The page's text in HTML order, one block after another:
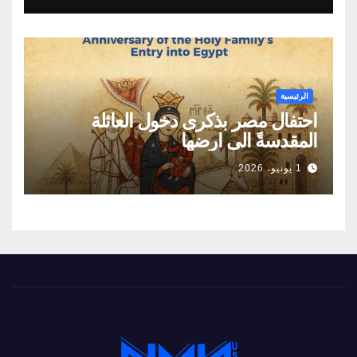
الطاقة
الرئيسية
احتفال مصر بذكرى دخول العائلة
المقدسةً الى ارضها
1 يونيو، 2026